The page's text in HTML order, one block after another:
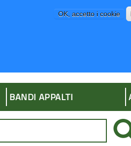
OK, accetto i cookie
BANDI APPALTI